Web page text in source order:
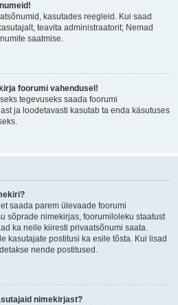
kasutades reegleid. Kui saad
teavita administraatorit; Nemad
saatmise.
foorumi vahendusel!
tegevuseks saada foorumi
ja loodetavasti kasutab ta enda käsutuses
saada parem ülevaade foorumi
sõprade nimekirjas, foorumiloleku staatust
ka neile kiiresti privaatsõnumi saata.
kasutajate postitusi ka esile tõsta. Kui lisad
nende postitused.
nimekirjast?